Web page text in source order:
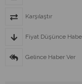
Karşılaştır
Fiyat Düşünce
Gelince Haber Ver